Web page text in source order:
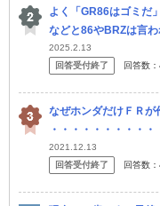
よく「GR86はゴミだ
などと86やBRZは言
すか？ 18歳で免許を
2025.2.13
回答受付終了
回答数：
なぜホンダだけＦＲが
・・・・・・・・・
を作っていますが。
ードスターを作って
2021.12.13
回答受付終了
回答数：